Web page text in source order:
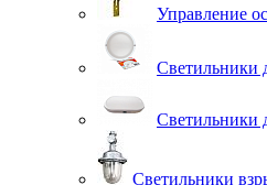
Управление
Светильники
Светильники